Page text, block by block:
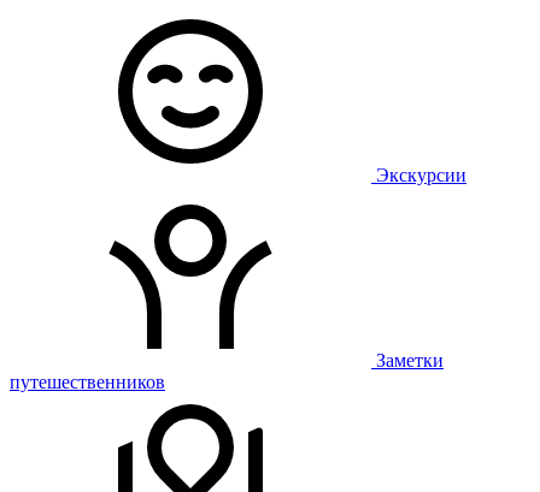
Экскурсии
Заметки
путешественников